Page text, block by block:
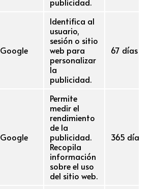
Google
Identifica al
usuario,
sesión o sitio
web para
personalizar
la
publicidad.
67 días
Google
Permite
medir el
rendimiento
de la
publicidad.
Recopila
información
sobre el uso
del sitio web.
365 días